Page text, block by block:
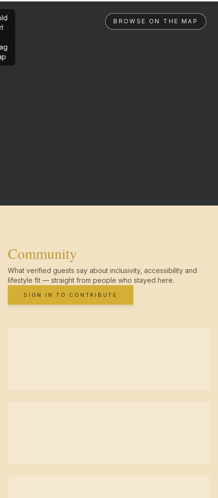
BROWSE ON THE MAP
Community
What verified guests say about inclusivity, accessibility and
lifestyle fit — straight from people who stayed here.
SIGN IN TO CONTRIBUTE